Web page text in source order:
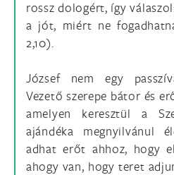
rossz dologért, így
a jót, miért ne
2,10).
József nem egy
Vezető szerepe bátor és
amelyen keresztül a
ajándéka megnyilvánul
adhat erőt ahhoz, hogy
ahogy van, hogy teret